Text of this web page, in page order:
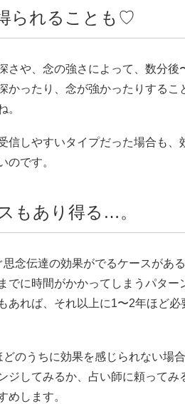
られることも♡
さや、念の強さによって、数分後
かったり、念が強かったりするこ
。
信しやすいタイプだった場合も
のです。
もあり得る…。
念伝達の効果がでるケースがあ
でに時間がかかってしまうパター
あれば、それ以上に1〜2年ほど
のうちに効果を感じられない場
ジしてみるか、占い師に頼って
めします。